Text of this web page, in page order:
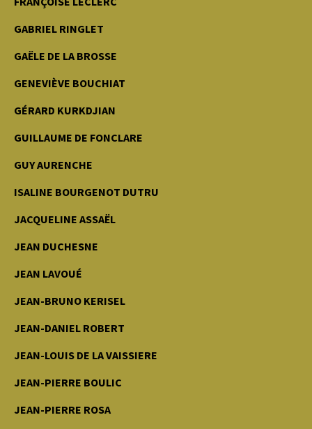
GABRIEL RINGLET
GAËLE DE LA BROSSE
GENEVIÈVE BOUCHIAT
GÉRARD KURKDJIAN
GUILLAUME DE FONCLARE
GUY AURENCHE
ISALINE BOURGENOT DUTRU
JACQUELINE ASSAËL
JEAN DUCHESNE
JEAN LAVOUÉ
JEAN-BRUNO KERISEL
JEAN-DANIEL ROBERT
JEAN-LOUIS DE LA VAISSIERE
JEAN-PIERRE BOULIC
JEAN-PIERRE ROSA